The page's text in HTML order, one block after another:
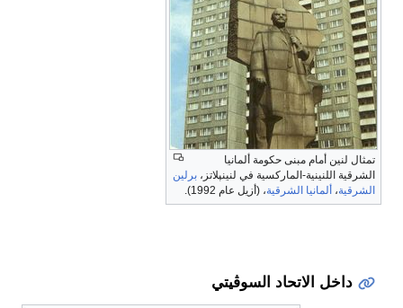
تمثال لنين أمام مبنى حكومة ألمانيا
الشرقية اللنينية-الماركسية في لنينپلاتز، برلين
الشرقية، ألمانيا الشرقية، (أزيل عام 1992).
داخل الاتحاد السوڤيتي